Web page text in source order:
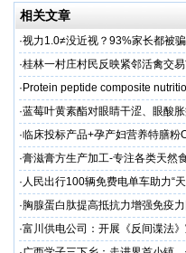
相关文章
·视力1.0≠没近视？93%家长都被
·桂林一村庄村民反映紧邻活禽交
场称属“造谣”，联合调查组介入调
· Protein peptide composite
·蓝莓叶黄素酯对眼睛干涩、眼酸
牌代工
·临床投标产品+孕产妇营养特膳粉
业
·膏滋膏方生产加工-专注各类天然
厂家
· 人民出行100辆免费电单车助力“
· 胸腺蛋白肽提高抵抗力增强免疫
服务商
·富川供电公司：开展《反间谍法